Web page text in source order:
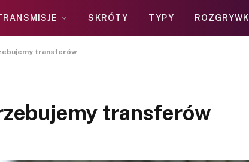
SKRÓTY TYPY ROZGRYWKI
transferów
transferów